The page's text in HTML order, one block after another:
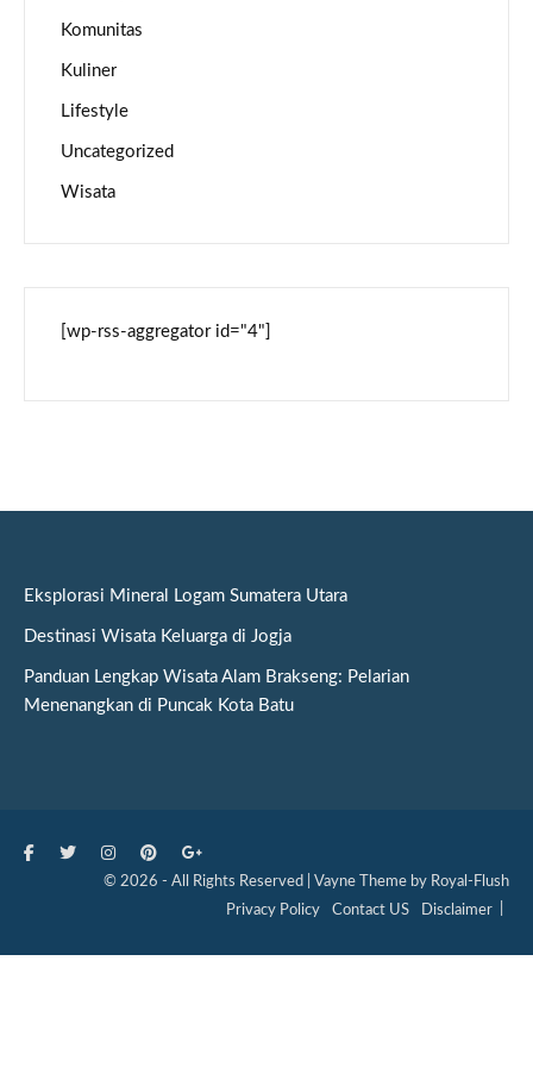
Komunitas
Kuliner
Lifestyle
Uncategorized
Wisata
[wp-rss-aggregator id="4"]
Eksplorasi Mineral Logam Sumatera Utara
Destinasi Wisata Keluarga di Jogja
Panduan Lengkap Wisata Alam Brakseng: Pelarian
Menenangkan di Puncak Kota Batu
© 2026 - All Rights Reserved | Vayne Theme by Royal-Flush
Privacy Policy
Contact US Disclaimer